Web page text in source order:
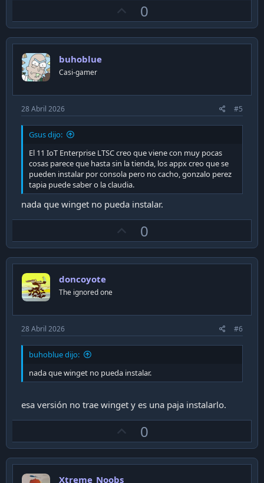
p
v
0
buhoblue
Casi-gamer
28 Abril 2026 #5
Gsus dijo:
El 11 IoT Enterprise LTSC creo que viene con muy pocas
cosas parece que hasta sin la tienda, los appx creo que se
pueden instalar por consola pero no cacho, gonzalo perez
tapia puede saber o la claudia.
nada que winget no pueda instalar.
p
v
0
doncoyote
The ignored one
28 Abril 2026 #6
buhoblue dijo:
nada que winget no pueda instalar.
esa versión no trae winget y es una paja instalarlo.
p
v
0
Xtreme_Noobs